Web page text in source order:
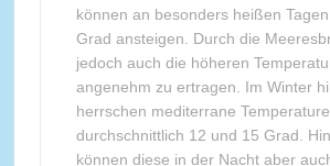
können an besonders heißen
Grad ansteigen. Durch die
jedoch auch die höheren
angenehm zu ertragen. Im Winter
herrschen mediterrane
durchschnittlich 12 und 15 Grad.
können diese in der Nacht aber